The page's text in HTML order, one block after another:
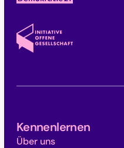
Kennenlernen
Über uns